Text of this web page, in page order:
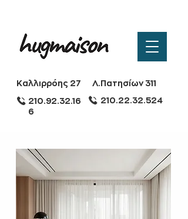
Καλλιρρόης 27
Λ.Πατησίων 311
210.92.32.16
6
210.22.32.524